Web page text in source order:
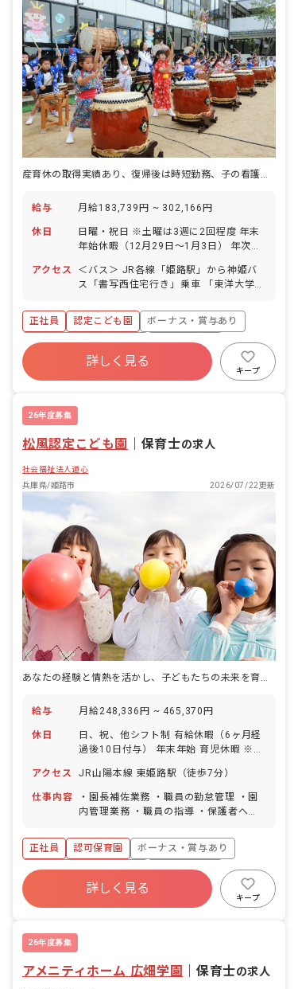
産育休の取得実績あり、復帰後は時短勤務、子の看護休暇など手厚くサポート
給与 月給183,739円 ~ 302,166円
休日
日曜・祝日 ※土曜は3週に2回程度 年末
年始休暇（12月29日～1月3日） 年次有
日付与） リフレッシュ休暇（夏季2日）
バースデー休暇あり 産休育休制度（取
休暇制度（育児中の方のみ）
アクセス
＜バス＞ JR各線「姫路駅」から神姫バ
ス「書写西住宅行き」乗車 「東洋大学付
新線「余部駅」から車で7分 山陽自動車
道姫路西インターより車で10分 ※駐車
場あり、車通勤OK ※「姫路駅」からバ
ス路線があるためお好きな通勤方法を選
正社員 認定こども園
ボーナス・賞与あり
寮・住宅・家賃補助あり
社会保険完備
福利厚生充実
退職金制度
詳しく見る
キープ
26年度募集
松風認定こども園 保育士の求人
社会福祉法人道心
兵庫県/姫路市
2026/07/22更新
あなたの経験と情熱を活かし、子どもたちの未来を育む場所で輝きませんか？
給与 月給248,336円 ~ 465,370円
休日
日、祝、他シフト制 有給休暇（6ヶ月経
過後10日付与） 年末年始 育児休暇 ※年
アクセス
JR山陽本線 東姫路駅（徒歩7分）
仕事内容
・園長補佐業務 ・職員の勤怠管理 ・園
内管理業務 ・職員の指導 ・保護者への
・業者対応 ■園児年齢層：0～5歳児 ■園
庭有無：あり
正社員 認可保育園
ボーナス・賞与あり
寮・住宅・家賃補助あり
社会保険完備
退職金制度
残業少なめ
詳しく見る
キープ
26年度募集
アメニティホーム 広畑学園 保育士の求人